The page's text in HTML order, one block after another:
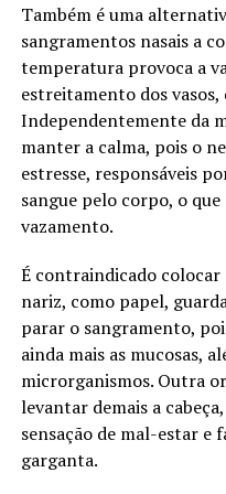
Também é uma
sangramentos nasais a
temperatura provoca a
estreitamento dos
Independentemente da
manter a calma, pois o
estresse, responsáveis
sangue pelo corpo, o
vazamento.
É contraindicado
nariz, como papel,
parar o sangramento,
ainda mais as mucosas,
microrganismos. Outra
levantar demais a
sensação de mal-estar e
garganta.